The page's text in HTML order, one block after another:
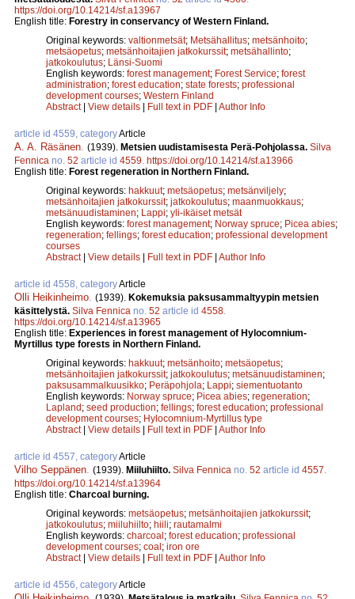
https://doi.org/10.14214/sf.a13967
English title: Forestry in conservancy of Western Finland.
Original keywords: valtionmetsät; Metsähallitus; metsänhoito;
metsäopetus; metsänhoitajien jatkokurssit; metsähallinto;
jatkokoulutus; Länsi-Suomi
English keywords: forest management; Forest Service; forest
administration; forest education; state forests; professional
development courses; Western Finland
Abstract| View details | Full text in PDF | Author Info
article id 4559, categoryArticle
A. A. Räsänen (1939). Metsien uudistamisesta Perä-Pohjolassa. Silva
Fennica no. 52 article id 4559 https://doi.org/10.14214/sf.a13966
English title: Forest regeneration in Northern Finland.
Original keywords: hakkuut; metsäopetus; metsänviljely;
metsänhoitajien jatkokurssit; jatkokoulutus; maanmuokkaus;
metsänuudistaminen; Lappi; yli-ikäiset metsät
English keywords: forest management; Norway spruce; Picea abies;
regeneration; fellings; forest education; professional development
courses
Abstract| View details | Full text in PDF | Author Info
article id 4558, categoryArticle
Olli Heikinheimo (1939). Kokemuksia paksusammaltyypin metsien
käsittelystä. Silva Fennica no. 52 article id 4558
https://doi.org/10.14214/sf.a13965
English title: Experiences in forest management of Hylocomnium-
Myrtillus type forests in Northern Finland.
Original keywords: hakkuut; metsänhoito; metsäopetus;
metsänhoitajien jatkokurssit; jatkokoulutus; metsänuudistaminen;
paksusammalkuusikko; Peräpohjola; Lappi; siementuotanto
English keywords: Norway spruce; Picea abies; regeneration;
Lapland; seed production; fellings; forest education; professional
development courses; Hylocomnium-Myrtillus type
Abstract| View details | Full text in PDF | Author Info
article id 4557, categoryArticle
Vilho Seppänen (1939). Miiluhiilto. Silva Fennica no. 52 article id 4557
https://doi.org/10.14214/sf.a13964
English title: Charcoal burning.
Original keywords: metsäopetus; metsänhoitajien jatkokurssit;
jatkokoulutus; miiluhiilto; hiili; rautamalmi
English keywords: charcoal; forest education; professional
development courses; coal; iron ore
Abstract| View details | Full text in PDF | Author Info
article id 4556, categoryArticle